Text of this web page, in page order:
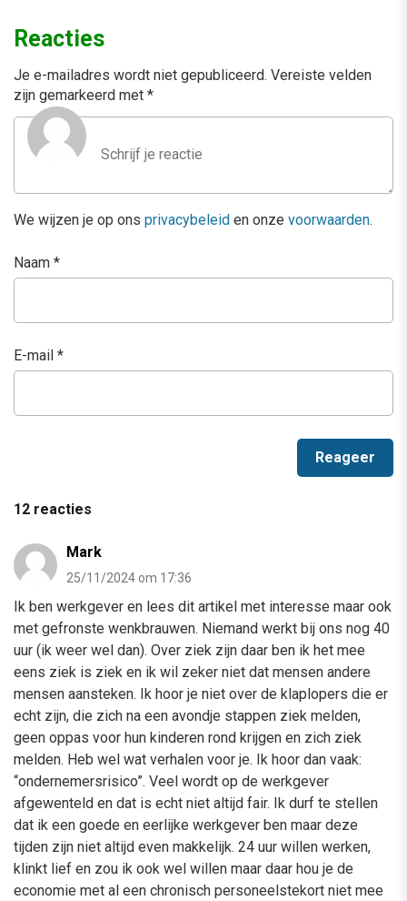
Reacties
Je e-mailadres wordt niet gepubliceerd. Vereiste velden
zijn gemarkeerd met *
We wijzen je op ons privacybeleid en onze voorwaarden.
Naam *
E-mail *
12 reacties
Mark
25/11/2024 om 17:36
Ik ben werkgever en lees dit artikel met interesse maar ook
met gefronste wenkbrauwen. Niemand werkt bij ons nog 40
uur (ik weer wel dan). Over ziek zijn daar ben ik het mee
eens ziek is ziek en ik wil zeker niet dat mensen andere
mensen aansteken. Ik hoor je niet over de klaplopers die er
echt zijn, die zich na een avondje stappen ziek melden,
geen oppas voor hun kinderen rond krijgen en zich ziek
melden. Heb wel wat verhalen voor je. Ik hoor dan vaak:
“ondernemersrisico”. Veel wordt op de werkgever
afgewenteld en dat is echt niet altijd fair. Ik durf te stellen
dat ik een goede en eerlijke werkgever ben maar deze
tijden zijn niet altijd even makkelijk. 24 uur willen werken,
klinkt lief en zou ik ook wel willen maar daar hou je de
economie met al een chronisch personeelstekort niet mee